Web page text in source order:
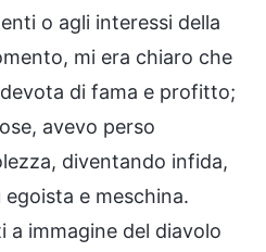
o agli interessi della
mi era chiaro che
di fama e profitto;
avevo perso
diventando infida,
e meschina.
immagine del diavolo